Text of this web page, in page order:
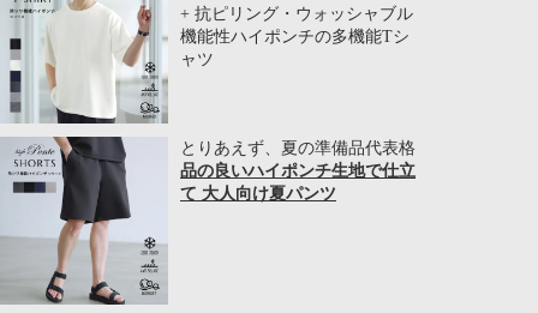
+ 抗ピリング・ウォッシャブル
機能性ハイポンチの多機能Tシ
ャツ
とりあえず、夏の準備品代表格
品の良いハイポンチ生地で仕立
て 大人向け夏パンツ